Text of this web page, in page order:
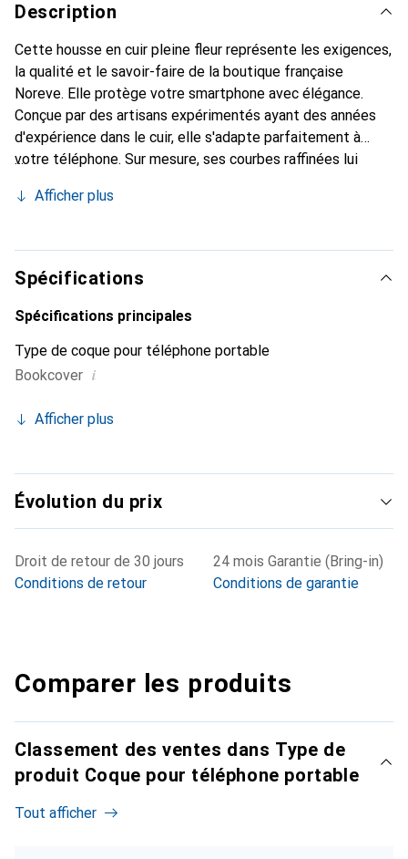
Description
Cette housse en cuir pleine fleur représente les exigences,
la qualité et le savoir-faire de la boutique française
Noreve. Elle protège votre smartphone avec élégance.
Conçue par des artisans expérimentés ayant des années
d'expérience dans le cuir, elle s'adapte parfaitement à
votre téléphone. Sur mesure, ses courbes raffinées lui
l'accessoire chic et indispensable pour votre smartphone.
haute qualité, la marque Noreve est un choix fiable pour
une clientèle exigeante.
Afficher plus
Spécifications
Spécifications principales
Type de coque pour téléphone portable
Bookcover i
Afficher plus
Évolution du prix
Droit de retour de 30 jours
Conditions de retour
24 mois Garantie (Bring-in)
Conditions de garantie
Comparer les produits
Classement des ventes dans Type de
produit Coque pour téléphone portable
Tout afficher